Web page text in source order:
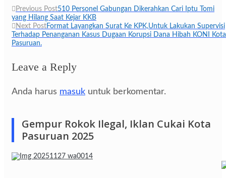
Navigasi
pos
Previous Post510 Personel Gabungan Dikerahkan Cari Iptu Tomi
yang Hilang Saat Kejar KKB
Next PostFormat Layangkan Surat Ke KPK,Untuk Lakukan Supervisi
Terhadap Penanganan Kasus Dugaan Korupsi Dana Hibah KONI Kota
Pasuruan.
Leave a Reply
Anda harus masuk untuk berkomentar.
Gempur Rokok Ilegal, Iklan Cukai Kota
Pasuruan 2025